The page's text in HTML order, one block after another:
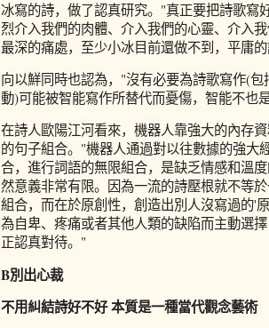
冰寫的詩，做了認真研究。"真正要把詩歌寫
烈介入我們的肉體、介入我們的心靈、介入
最深的痛處，至少小冰目前還做不到，平庸
向以鮮同時也認為，"沒有必要為詩歌寫作(
動)可能被智能寫作所替代而憂傷，智能不也
在詩人歐陽江河看來，機器人靠強大的內存
的句子組合。"機器人通過對以往數據的強大
合，進行詞語的無限組合，是缺乏情感和溫
然意義非常有限。因為一流的詩壓根就不等
組合，而在於原創性，創造出別人沒寫過的'
為自卑、疼痛或者其他人類的缺陷而主動選
正認真對待。"
B別出心裁
不用糾結詩好不好 本質是一種當代觀念藝術